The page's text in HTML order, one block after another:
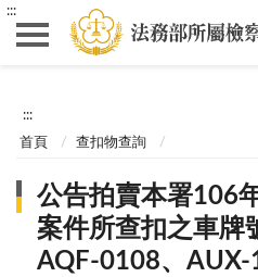
:::
:::
首頁 查扣物查詢
公告拍賣本署106
案件所查扣之車牌
AQF-0108、